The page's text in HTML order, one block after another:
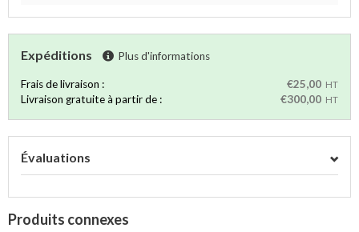
Expéditions Plus d'informations
Frais de livraison : €25,00 HT
Livraison gratuite à partir de : €300,00 HT
Évaluations
Produits connexes